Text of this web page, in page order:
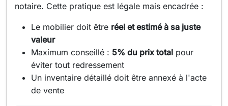
notaire. Cette pratique est légale mais encadrée :
Le mobilier doit être réel et estimé à sa juste
valeur
Maximum conseillé : 5% du prix total pour
éviter tout redressement
Un inventaire détaillé doit être annexé à l'acte
de vente